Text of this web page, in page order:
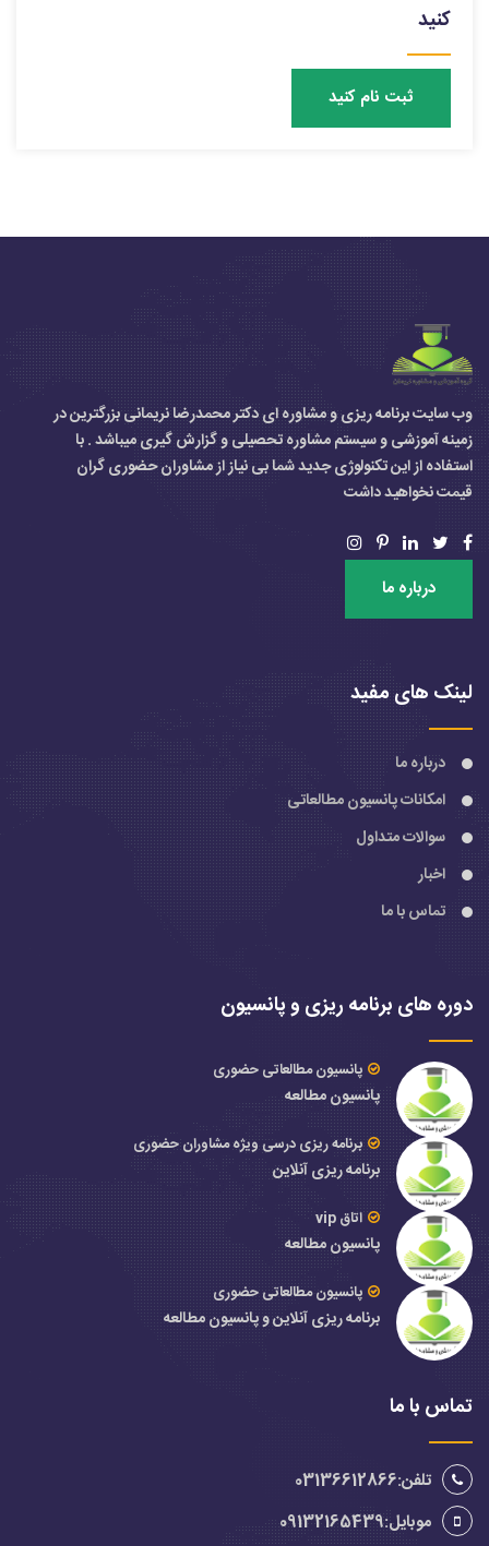
کنید
ثبت نام کنید
وب سایت برنامه ریزی و مشاوره ای دکتر محمدرضا نریمانی بزرگترین در
زمینه آموزشی و سیستم مشاوره تحصیلی و گزارش گیری میباشد . با
استفاده از این تکنولوژی جدید شما بی نیاز از مشاوران حضوری گران
قیمت نخواهید داشت
درباره ما
لینک های مفید
درباره ما
امکانات پانسیون مطالعاتی
سوالات متداول
اخبار
تماس با ما
دوره های برنامه ریزی و پانسیون
پانسیون مطالعاتی حضوری
پانسیون مطالعه
برنامه ریزی درسی ویژه مشاوران حضوری
برنامه ریزی آنلاین
اتاق vip
پانسیون مطالعه
پانسیون مطالعاتی حضوری
برنامه ریزی آنلاین و پانسیون مطالعه
تماس با ما
تلفن:03136612866
موبایل:09132165439